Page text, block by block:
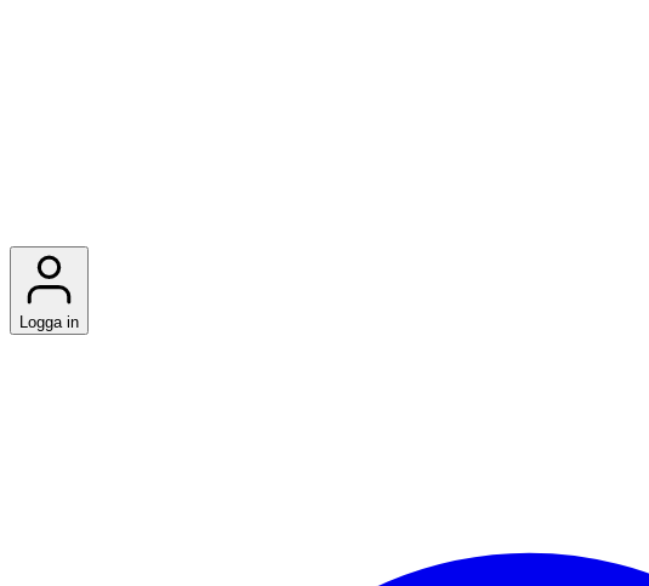
Logga in